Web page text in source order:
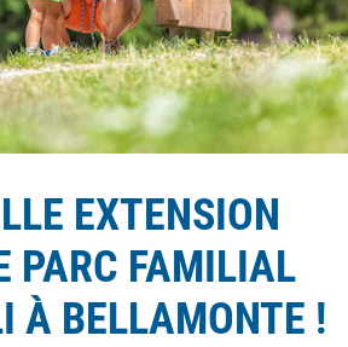
EXTENSION
PARC FAMILIAL
À BELLAMONTE !